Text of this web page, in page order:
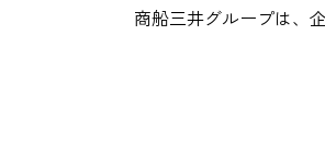
商船三井グループは、